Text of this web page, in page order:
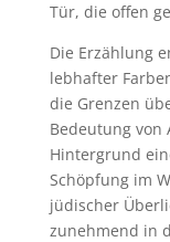
Tür, die offen
Die Erzählung
lebhafter
die Grenzen
Bedeutung von
Hintergrund
Schöpfung im
jüdischer
zunehmend in